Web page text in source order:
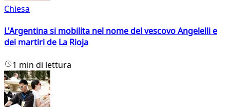
Chiesa
L'Argentina si mobilita nel nome del vescovo Angelelli e
dei martiri de La Rioja
1 min di lettura